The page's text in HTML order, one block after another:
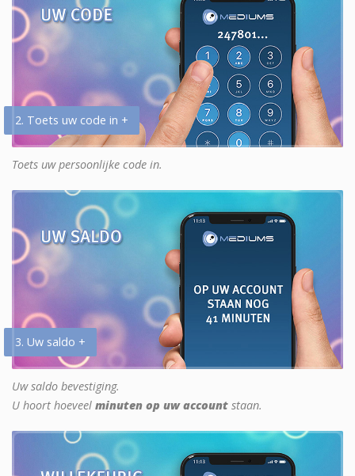
2. Toets uw code in +
Toets uw persoonlijke code in.
3. Uw saldo +
Uw saldo bevestiging.
U hoort hoeveel minuten op uw account staan.